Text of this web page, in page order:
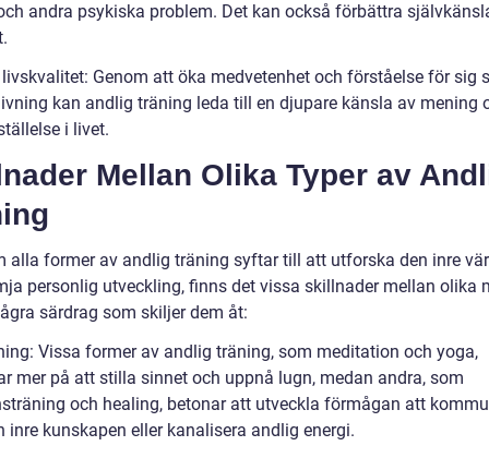
andra psykiska problem. Det kan också förbättra
Genom att öka medvetenhet och förståelse för sig
kan andlig träning leda till en djupare känsla av mening
i livet.
Mellan Olika Typer av
alla former av andlig träning syftar till att utforska den inre
personlig utveckling, finns det vissa skillnader mellan olika
särdrag som skiljer dem åt:
Vissa former av andlig träning, som meditation och yoga,
mer på att stilla sinnet och uppnå lugn, medan andra, som
och healing, betonar att utveckla förmågan att
inre kunskapen eller kanalisera andlig energi.